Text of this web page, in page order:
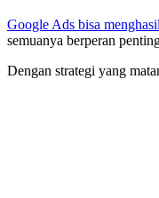
Google Ads bisa
semuanya berperan
Dengan strategi yang